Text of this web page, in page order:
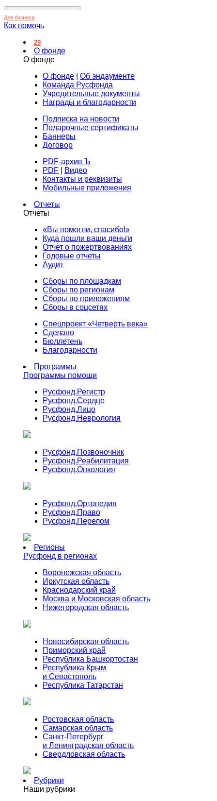
Для бизнеса
Как помочь
29
О фонде
О фонде
О фонде
Об эндаументе
Команда Русфонда
Учредительные документы
Награды и благодарности
Подписка на новости
Подарочные сертификаты
Баннеры
Договор
PDF-архив Ъ
PDF
Видео
Контакты и реквизиты
Мобильные приложения
Отчеты
Отчеты
«Вы помогли, спасибо!»
Куда пошли ваши деньги
Отчет о пожертвованиях
Годовые отчеты
Аудит
Сборы по площадкам
Сборы по регионам
Сборы по приложениям
Сборы в соцсетях
Спецпроект «Четверть века»
Сделано
Бюллетень
Благодарности
Программы
Программы помощи
Русфонд.Регистр
Русфонд.Сердце
Русфонд.Лицо
Русфонд.Неврология
Русфонд.Позвоночник
Русфонд.Реабилитация
Русфонд.Онкология
Русфонд.Ортопедия
Русфонд.Право
Русфонд.Перелом
Регионы
Русфонд в регионах
Воронежская область
Иркутская область
Краснодарский край
Москва и Московская область
Нижегородская область
Новосибирская область
Приморский край
Республика Башкортостан
Республика Крым
и Севастополь
Республика Татарстан
Ростовская область
Самарская область
Санкт-Петербург
и Ленинградская область
Свердловская область
Рубрики
Наши рубрики